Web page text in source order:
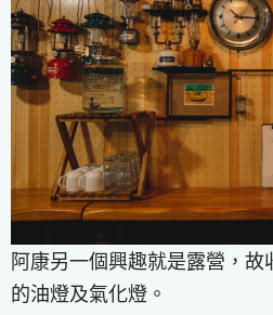
阿康另一個興趣就是露營，故
的油燈及氣化燈。